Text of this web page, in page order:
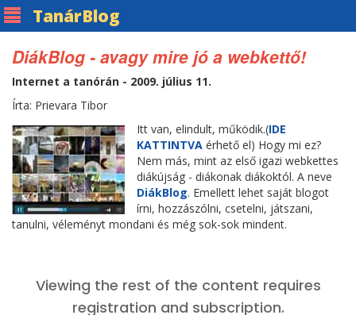
TanárBlog
DiákBlog - avagy mire jó a webkettő!
Internet a tanórán - 2009. július 11.
Írta: Prievara Tibor
Itt van, elindult, működik.(IDE
KATTINTVA érhető el) Hogy mi ez?
Nem más, mint az első igazi webkettes
diákújság - diákonak diákoktól. A neve
DiákBlog. Emellett lehet saját blogot
írni, hozzászólni, csetelni, játszani,
tanulni, véleményt mondani és még sok-sok mindent.